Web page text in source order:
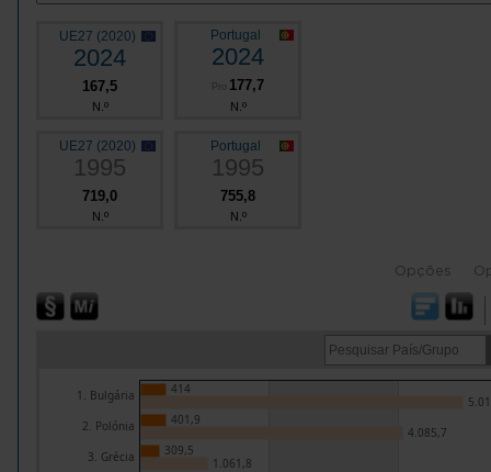
UE27 (2020)
2024
167,5
N.º
Portugal
2024
177,7
N.º
UE27 (2020)
1995
719,0
N.º
Portugal
1995
755,8
N.º
Opções
1. Bulgária
2. Polónia
3. Grécia
414
401,9
309,5
4.085,7
1.061,8